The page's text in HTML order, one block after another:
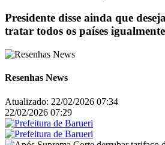
Presidente disse ainda que
tratar todos os países
Resenhas News
Atualizado: 22/02/2026 07:34
22/02/2026 07:29